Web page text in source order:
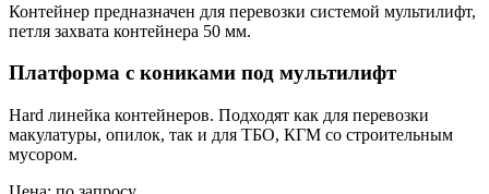
Контейнер предназначен для перевозки системой мультилифт,
петля захвата контейнера 50 мм.
Платформа с кониками под мультилифт
Hard линейка контейнеров. Подходят как для перевозки
макулатуры, опилок, так и для ТБО, КГМ со строительным
мусором.